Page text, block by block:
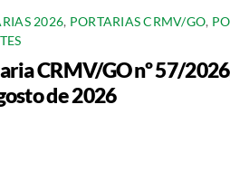
2026, PORTARIAS CRMV/GO,
CRMV/GO nº 57/
de 2026